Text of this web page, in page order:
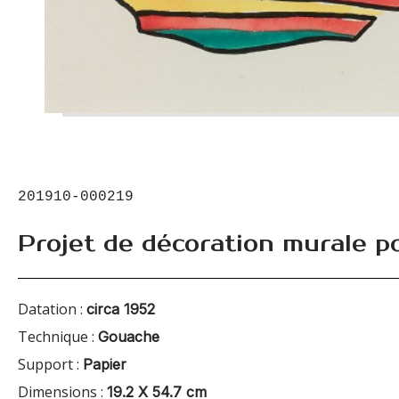
201910-000219
Projet de décoration murale
Datation : circa 1952
Technique : Gouache
Support : Papier
Dimensions : 19.2 X 54.7 cm